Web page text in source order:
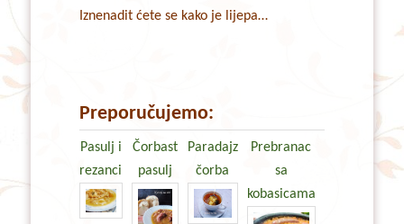
Iznenadit ćete se kako je lijepa…
Preporučujemo:
Pasulj i
rezanci
Čorbast
pasulj
Paradajz
čorba
Prebranac
sa
kobasicama